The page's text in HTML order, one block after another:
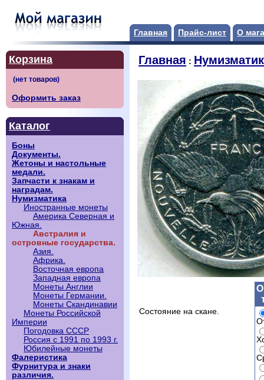
Главная Прайс-лист О
Корзина
Оформить заказ
Каталог
Боны
Документы.
Жетоны и настольные
медали.
Запчасти к знакам и
наградам.
Нумизматика
Иностранные монеты
Америка Северная и
Южная.
Австралия и
островные государства.
Азия.
Африка.
Восточная европа
Западная европа
Монеты Англии
Монеты Германии.
Монеты Скандинавии
Монеты Российской
Империи
Погодовка СССР
Россия с 1991 по 1993 г.
Юбилейные монеты
Фалеристика
Фурнитура и знаки
различия.
Главная :
Состояние на скане.